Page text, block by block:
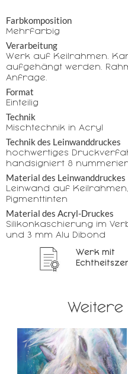
Farbkomposition
Mehrfarbig
Verarbeitung
Werk auf Keilrahmen.
aufgehängt werden.
Anfrage.
Format
Einteilig
Technik
Mischtechnik in Acryl
Technik des Leinwanddruckes
hochwertiges
handsigniert &
Material des Leinwanddruckes
Leinwand auf
Pigmenttinten
Material des Acryl-Druckes
Silikonkaschierung im
und 3 mm Alu Dibond
Werk mit